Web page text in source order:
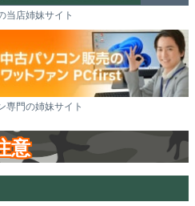
当店姉妹サイト
専門の姉妹サイト
意